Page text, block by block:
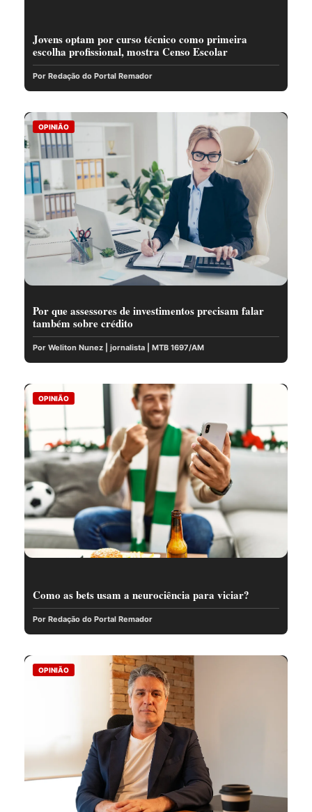
Jovens optam por curso técnico como primeira
escolha profissional, mostra Censo Escolar
Por Redação do Portal Remador
OPINIÃO
Por que assessores de investimentos precisam falar
também sobre crédito
Por Weliton Nunez | jornalista | MTB 1697/AM
OPINIÃO
Como as bets usam a neurociência para viciar?
Por Redação do Portal Remador
OPINIÃO